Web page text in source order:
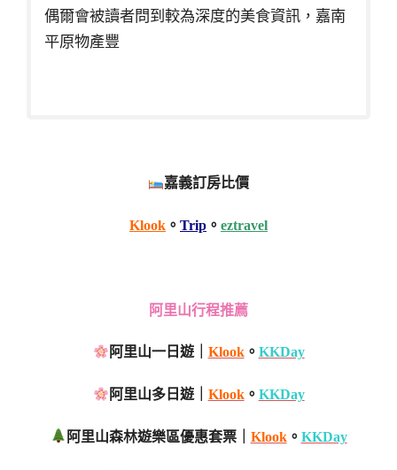
偶爾會被讀者問到較為深度的美食資訊，嘉南
平原物產豐
嘉義訂房比價
Klook 。 Trip 。 eztravel
阿里山行程推薦
阿里山一日遊｜ Klook。 KKDay
阿里山多日遊｜ Klook。 KKDay
阿里山森林遊樂區優惠套票｜ Klook。 KKDay